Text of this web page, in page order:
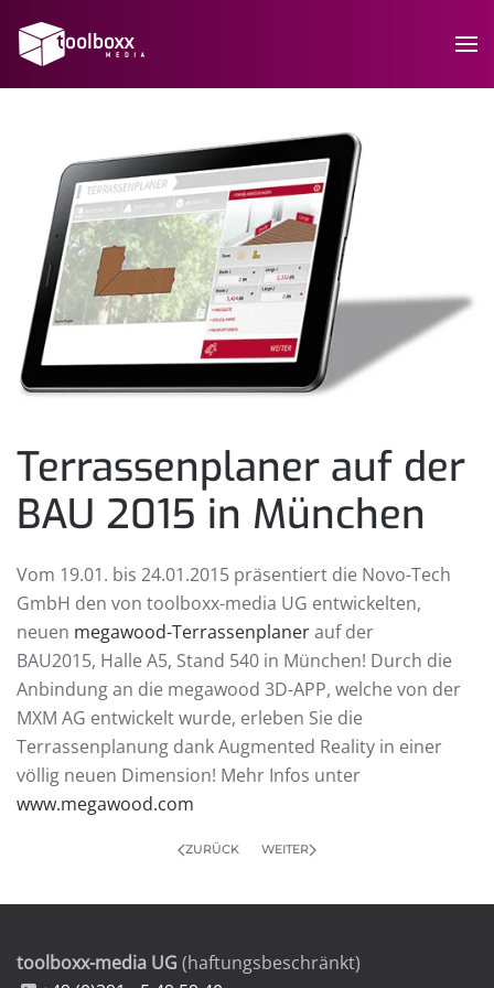
Terrassenplaner auf der
BAU 2015 in München
Vom 19.01. bis 24.01.2015 präsentiert die Novo-Tech
GmbH den von toolboxx-media UG entwickelten,
neuen megawood-Terrassenplanerauf der
BAU2015, Halle A5, Stand 540 in München! Durch die
Anbindung an die megawood 3D-APP, welche von der
MXM AG entwickelt wurde, erleben Sie die
Terrassenplanung dank Augmented Reality in einer
völlig neuen Dimension! Mehr Infos unter
www.megawood.com
ZURÜCK WEITER
toolboxx-media UG (haftungsbeschränkt)